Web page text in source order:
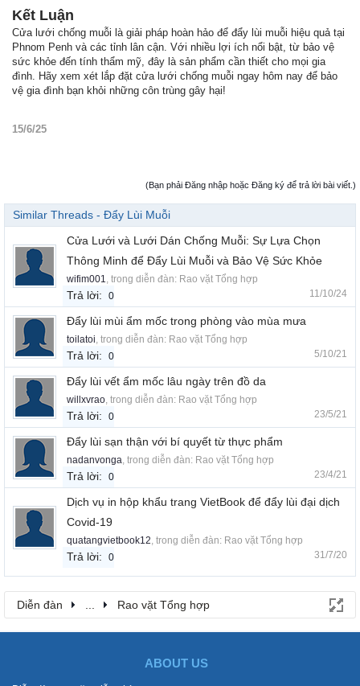
Kết Luận
Cửa lưới chống muỗi là giải pháp hoàn hảo để đẩy lùi muỗi hiệu quả tại
Phnom Penh và các tỉnh lân cận. Với nhiều lợi ích nổi bật, từ bảo vệ
sức khỏe đến tính thẩm mỹ, đây là sản phẩm cần thiết cho mọi gia
đình. Hãy xem xét lắp đặt cửa lưới chống muỗi ngay hôm nay để bảo
vệ gia đình bạn khỏi những côn trùng gây hại!
15/6/25
(Bạn phải Đăng nhập hoặc Đăng ký để trả lời bài viết.)
Similar Threads - Đẩy Lùi Muỗi
Cửa Lưới và Lưới Dán Chống Muỗi: Sự Lựa Chọn
Thông Minh để Đẩy Lùi Muỗi và Bảo Vệ Sức Khỏe
wifim001 , trong diễn đàn: Rao vặt Tổng hợp
Trả lời: 0 11/10/24
Đẩy lùi mùi ẩm mốc trong phòng vào mùa mưa
toilatoi , trong diễn đàn: Rao vặt Tổng hợp
Trả lời: 0 5/10/21
Đẩy lùi vết ẩm mốc lâu ngày trên đồ da
willxvrao , trong diễn đàn: Rao vặt Tổng hợp
Trả lời: 0 23/5/21
Đẩy lùi sạn thận với bí quyết từ thực phẩm
nadanvonga , trong diễn đàn: Rao vặt Tổng hợp
Trả lời: 0 23/4/21
Dịch vụ in hộp khẩu trang VietBook để đẩy lùi đại dịch
Covid-19
quatangvietbook12 , trong diễn đàn: Rao vặt Tổng hợp
Trả lời: 0 31/7/20
Diễn đàn Rao vặt Tổng hợp
ABOUT US